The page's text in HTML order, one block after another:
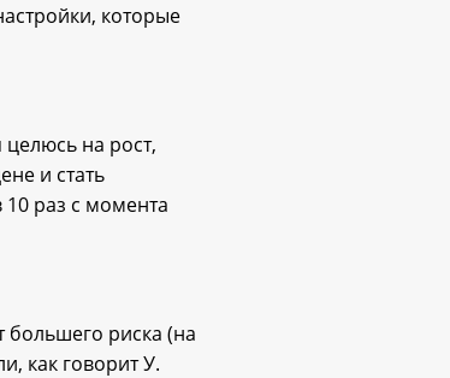
которые
на рост,
и стать
раз с момента
большего риска (на
как говорит У.